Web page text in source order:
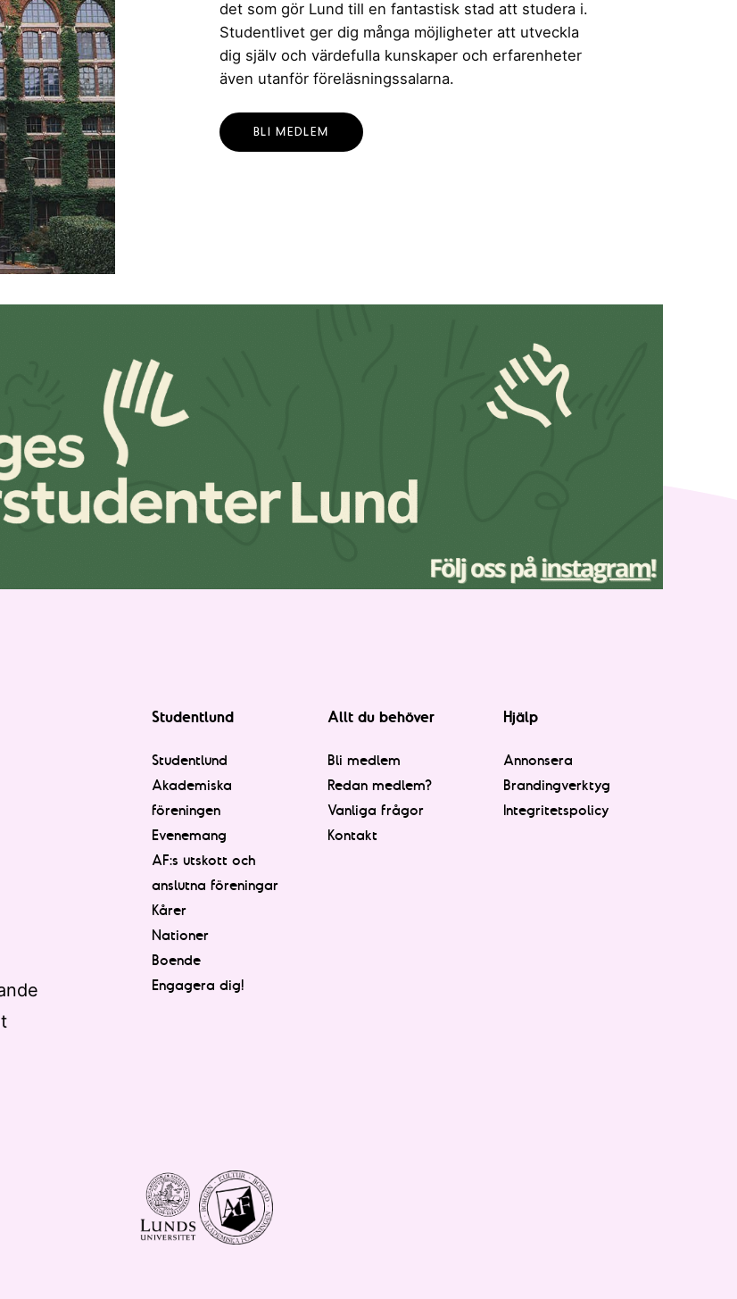
det som gör Lund till en fantastisk stad att studera i.
Studentlivet ger dig många möjligheter att utveckla
dig själv och värdefulla kunskaper och erfarenheter
även utanför föreläsningssalarna.
BLI MEDLEM
Studentlund
Studentlund
Akademiska
föreningen
Evenemang
AF:s utskott och
anslutna föreningar
Kårer
Nationer
Boende
Engagera dig!
Allt du behöver
Bli medlem
Redan medlem?
Vanliga frågor
Kontakt
Hjälp
Annonsera
Brandingverktyg
Integritetspolicy